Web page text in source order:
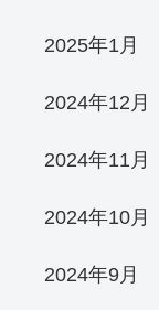
2025年1月
2024年12月
2024年11月
2024年10月
2024年9月